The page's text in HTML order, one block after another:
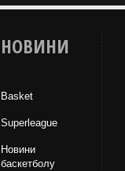
НОВИНИ
Basket
Superleague
Новини
баскетболу